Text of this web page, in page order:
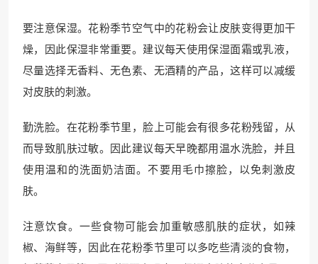
要注意保湿。花粉季节空气中的花粉会让皮肤变得更加干
燥，因此保湿非常重要。建议每天使用保湿面霜或乳液，
尽量选择无香料、无色素、无酒精的产品，这样可以减缓
对皮肤的刺激。
勤洗脸。在花粉季节里，脸上可能会有很多花粉残留，从
而导致肌肤过敏。因此建议每天早晚都用温水洗脸，并且
使用温和的洗面奶洁面。不要用毛巾擦脸，以免刺激皮
肤。
注意饮食。一些食物可能会加重敏感肌肤的症状，如辣
椒、海鲜等，因此在花粉季节里可以多吃些清淡的食物，